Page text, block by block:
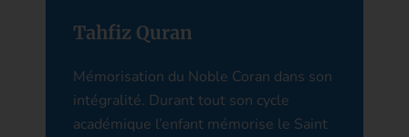
Tahfiz Quran
Mémorisation du Noble Coran dans son
intégralité. Durant tout son cycle
académique l’enfant mémorise le Saint